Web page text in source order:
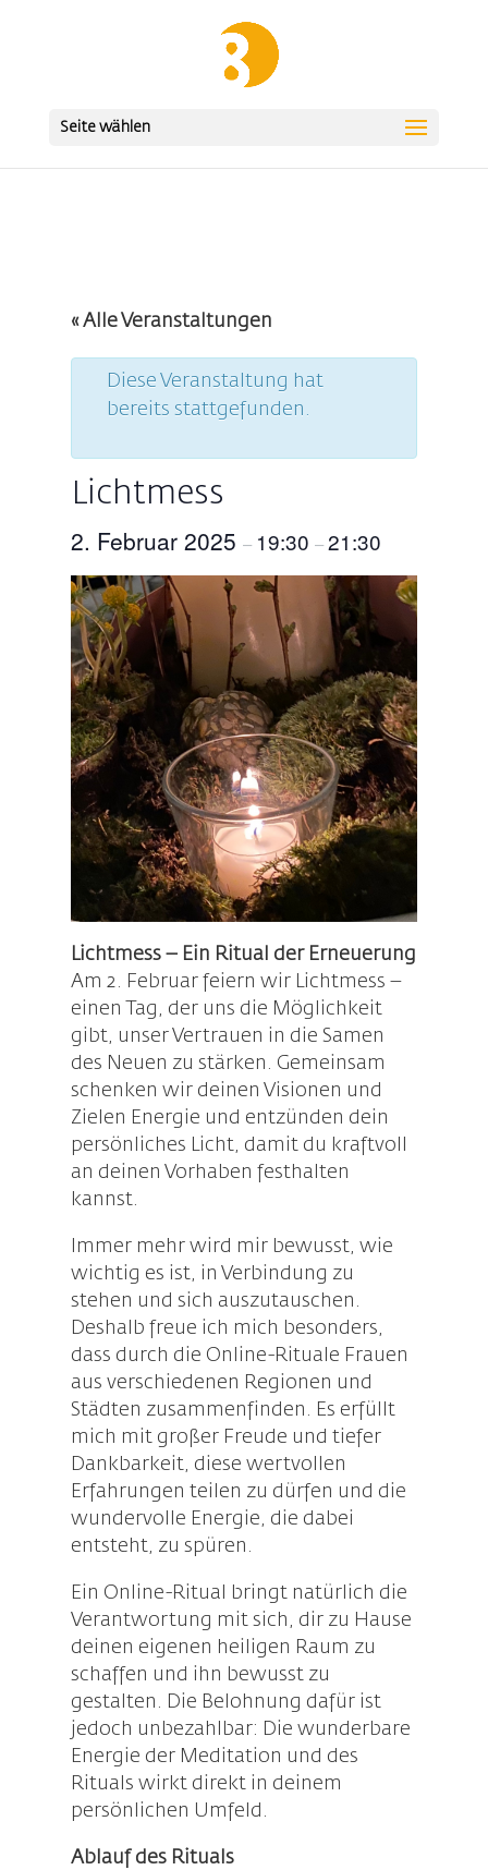
Seite wählen
« Alle Veranstaltungen
Diese Veranstaltung hat
bereits stattgefunden.
Lichtmess
2. Februar 2025 – 19:30 –21:30
Lichtmess – Ein Ritual der Erneuerung
Am 2. Februar feiern wir Lichtmess –
einen Tag, der uns die Möglichkeit
gibt, unser Vertrauen in die Samen
des Neuen zu stärken. Gemeinsam
schenken wir deinen Visionen und
Zielen Energie und entzünden dein
persönliches Licht, damit du kraftvoll
an deinen Vorhaben festhalten
kannst.
Immer mehr wird mir bewusst, wie
wichtig es ist, in Verbindung zu
stehen und sich auszutauschen.
Deshalb freue ich mich besonders,
dass durch die Online-Rituale Frauen
aus verschiedenen Regionen und
Städten zusammenfinden. Es erfüllt
mich mit großer Freude und tiefer
Dankbarkeit, diese wertvollen
Erfahrungen teilen zu dürfen und die
wundervolle Energie, die dabei
entsteht, zu spüren.
Ein Online-Ritual bringt natürlich die
Verantwortung mit sich, dir zu Hause
deinen eigenen heiligen Raum zu
schaffen und ihn bewusst zu
gestalten. Die Belohnung dafür ist
jedoch unbezahlbar: Die wunderbare
Energie der Meditation und des
Rituals wirkt direkt in deinem
persönlichen Umfeld.
Ablauf des Rituals